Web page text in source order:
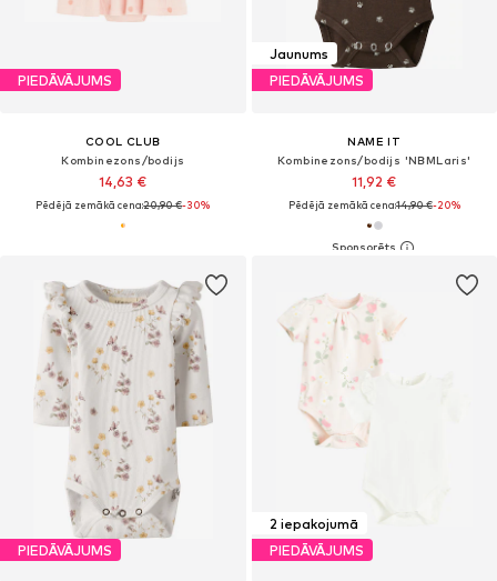
PIEDĀVĀJUMS
COOL CLUB
Kombinezons/bodijs
14,63 €
Pēdējā zemākā cena:20,90 €-30%
Jaunums
PIEDĀVĀJUMS
NAME IT
Kombinezons/bodijs 'NBMLaris'
11,92 €
Pēdējā zemākā cena:14,90 €-20%
PIEDĀVĀJUMS
2 iepakojumā
PIEDĀVĀJUMS